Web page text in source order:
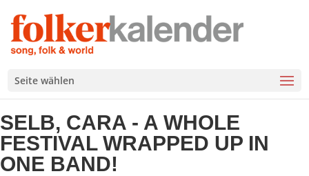
Seite wählen
SELB, CARA - A WHOLE
FESTIVAL WRAPPED UP IN
ONE BAND!